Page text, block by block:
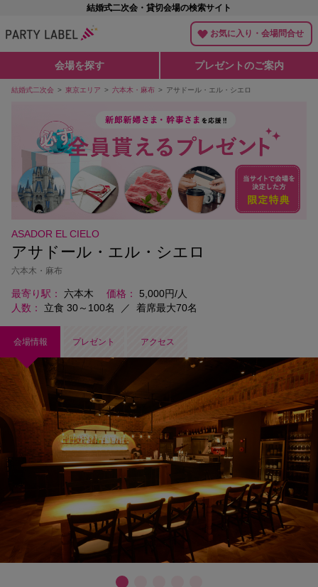
結婚式二次会・貸切会場の検索サイト
お気に入り・会場問合せ
会場を探す プレゼントのご案内
結婚式二次会 東京エリア 六本木・麻布 アサドール・エル・シエロ
ASADOR EL CIELO
アサドール・エル・シエロ
六本木・麻布
最寄り駅 六本木 価格
5,000円/人
人数
立食 30～100名 ／ 着席最大70名
会場情報 プレゼント アクセス